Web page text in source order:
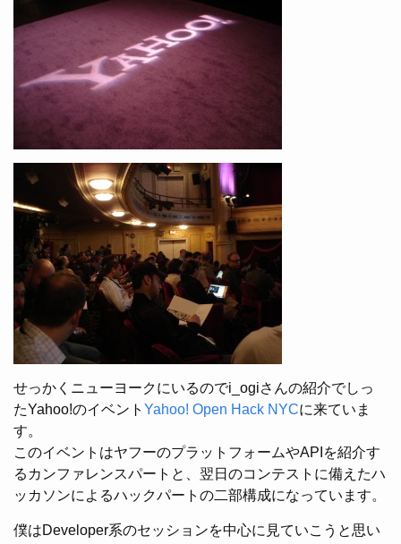
せっかくニューヨークにいるのでi_ogiさんの紹介でしっ
たYahoo!のイベント Yahoo! Open Hack NYCに来ていま
す。
このイベントはヤフーのプラットフォームやAPIを紹介す
るカンファレンスパートと、翌日のコンテストに備えたハ
ッカソンによるハックパートの二部構成になっています。
僕はDeveloper系のセッションを中心に見ていこうと思い